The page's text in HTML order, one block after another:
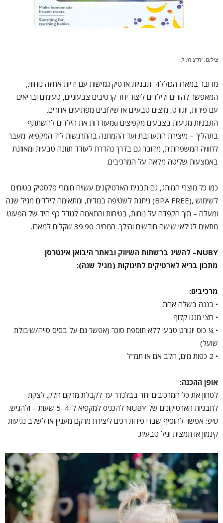
צילום: יח"צ חו"ל
מדובר במארז הכולל4 תבניות ארטיק גמישות עם ידיות אחיזה נוחות,
המאפשר להורים ולילדים ליצור יחד קרטיבים צבעוניים, טעימים ובריאים –
עם פירות, יוגורט, מיצים טבעיים או שילובים מפתיעים אחרים.
התבניות מגיעות בצבעים מקפיצים uמעודדות את הילדים להשתתף
בתהליך – מיצירת התערובת ועד ההמתנה בהתרגשות ליד המקפיא. מעבר
לחוויה המשפחתית, מדובר גם בדרך נהדרת לעודד תזונה טבעית ומאוזנת
באמצעות שליטה מלאה על המרכיבים.
כמו כל מוצרי המותג, גם תבנית הארטיקונים עשויה חומרי פלסטיק בטוחים
לשימוש ,(BPA FREE) ניתנת לשטיפה במדיח, ומתאימה לילדים מגיל שנה
ומעלה – תוך הקפדה על נוחות, בטיחות והתאמה לגודל כף היד של הפעוט.
מתאים לגילאי שישה חודשים והילך. המחיר: 39.90 שקלים למארז.
NUBY– להשיג ברשתות השיווק ובאתר היבואן אינטרסן
מתכון בריא לארטיקים לתינוקות (מגיל שנה):
מרכיבים:
• בננה בשלה אחת
• חצי מנגו קלוף
• ¼ כוס יוגורט טבעי ללא תוספת סוכר (אפשר גם על בסיס סויה/שיבולת
שועל)
• 2 כפות מים, חלב אם או תמ"ל
אופן ההכנה:
לטחון את כל המרכיבים יחד בבלנדר עד לקבלת מרקם חלק. לצקת
לתבניות הארטיקונים של NUBY להכניס למקפיא ל-4–5 שעות – ולהגיש.
טיפ: אפשר להוסיף שברי פירות רכים ליצירת מרקם מעניין או לשלב נגיעות
קינמון או תמצית וניל טבעית.